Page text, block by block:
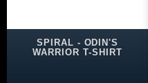
SPIRAL - ODIN'S
WARRIOR T-SHIRT